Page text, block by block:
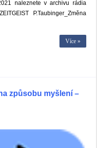
naleznete v archivu rádia
P.Taubinger_Změna
Více »
způsobu myšlení –